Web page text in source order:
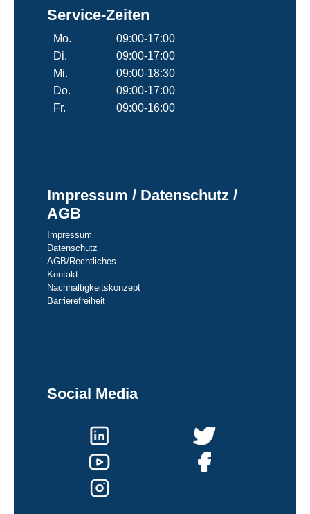
Service-Zeiten
Mo.
09:00-17:00
Di.
09:00-17:00
Mi.
09:00-18:30
Do.
09:00-17:00
Fr.
09:00-16:00
Impressum / Datenschutz /
AGB
Impressum
Datenschutz
AGB/Rechtliches
Kontakt
Nachhaltigkeitskonzept
Barrierefreiheit
Social Media